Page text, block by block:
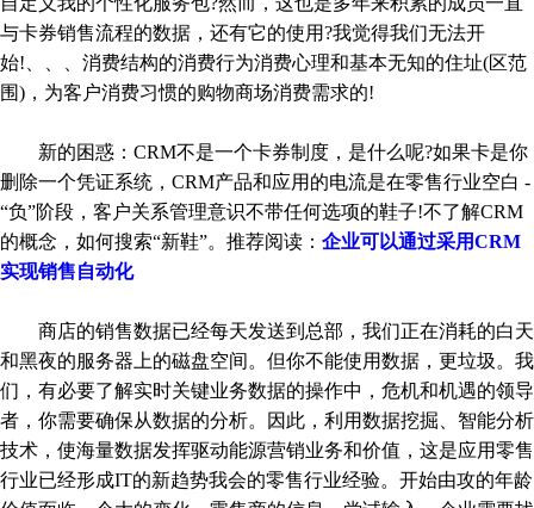
与卡券销售流程的数据，还有它的使用?我觉得我们无法开
始!、、、消费结构的消费行为消费心理和基本无知的住址(区范
围)，为客户消费习惯的购物商场消费需求的!
新的困惑：CRM不是一个卡券制度，是什么呢?如果卡是你
删除一个凭证系统，CRM产品和应用的电流是在零售行业空白 -
“负”阶段，客户关系管理意识不带任何选项的鞋子!不了解CRM
的概念，如何搜索“新鞋”。推荐阅读： 企业可以通过采用CRM
实现销售自动化
商店的销售数据已经每天发送到总部，我们正在消耗的白天
和黑夜的服务器上的磁盘空间。但你不能使用数据，更垃圾。我
们，有必要了解实时关键业务数据的操作中，危机和机遇的领导
者，你需要确保从数据的分析。因此，利用数据挖掘、智能分析
技术，使海量数据发挥驱动能源营销业务和价值，这是应用零售
行业已经形成IT的新趋势我会的零售行业经验。开始由攻的年龄